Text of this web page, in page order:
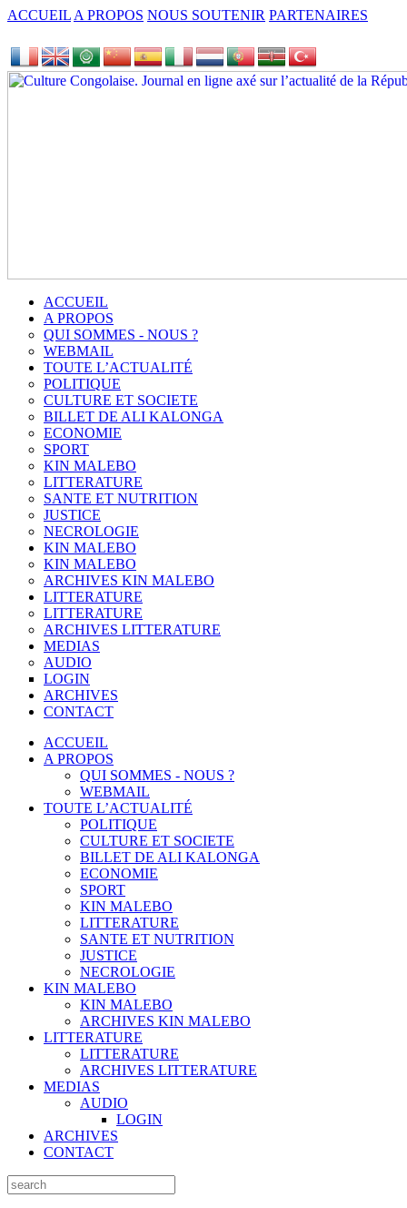
ACCUEIL A PROPOS NOUS SOUTENIR PARTENAIRES
ACCUEIL
A PROPOS
QUI SOMMES - NOUS ?
WEBMAIL
TOUTE L’ACTUALITÉ
POLITIQUE
CULTURE ET SOCIETE
BILLET DE ALI KALONGA
ECONOMIE
SPORT
KIN MALEBO
LITTERATURE
SANTE ET NUTRITION
JUSTICE
NECROLOGIE
KIN MALEBO
KIN MALEBO
ARCHIVES KIN MALEBO
LITTERATURE
LITTERATURE
ARCHIVES LITTERATURE
MEDIAS
AUDIO
LOGIN
ARCHIVES
CONTACT
ACCUEIL
A PROPOS
QUI SOMMES - NOUS ?
WEBMAIL
TOUTE L’ACTUALITÉ
POLITIQUE
CULTURE ET SOCIETE
BILLET DE ALI KALONGA
ECONOMIE
SPORT
KIN MALEBO
LITTERATURE
SANTE ET NUTRITION
JUSTICE
NECROLOGIE
KIN MALEBO
KIN MALEBO
ARCHIVES KIN MALEBO
LITTERATURE
LITTERATURE
ARCHIVES LITTERATURE
MEDIAS
AUDIO
LOGIN
ARCHIVES
CONTACT